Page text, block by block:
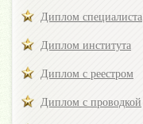
Диплом специалиста
Диплом института
Диплом с реестром
Диплом с проводкой